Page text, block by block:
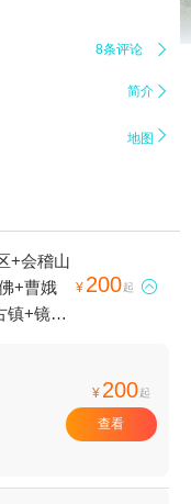
8条评论 
简介 
地图 
+会稽山
+曹娥
镇+镜湖
+新昌
+绍兴
禹陵
+衢州
¥ 200起 
¥ 200起
查看